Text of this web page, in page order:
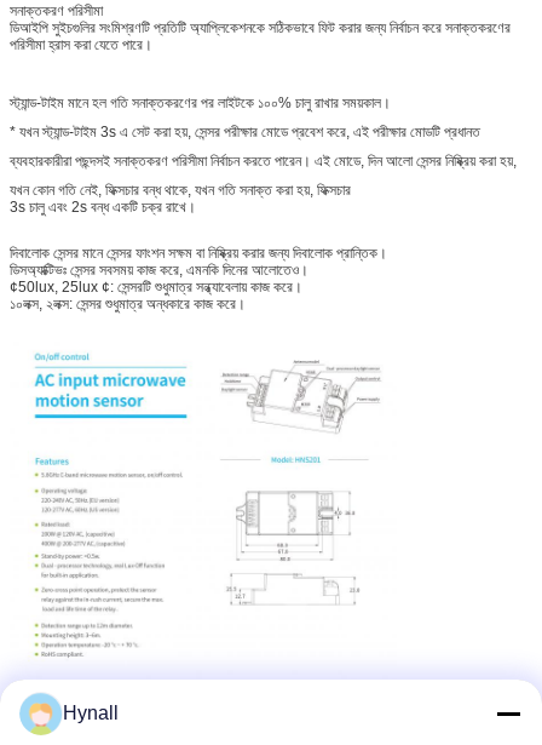
সনাক্তকরণ পরিসীমা
ডিআইপি সুইচগুলির সংমিশ্রণটি প্রতিটি অ্যাপ্লিকেশনকে সঠিকভাবে ফিট করার জন্য নির্বাচন করে সনাক্তকরণের
পরিসীমা হ্রাস করা যেতে পারে।
স্ট্যান্ড-টাইম মানে হল গতি সনাক্তকরণের পর লাইটকে ১০০% চালু রাখার সময়কাল।
* যখন স্ট্যান্ড-টাইম 3s এ সেট করা হয়, সেন্সর পরীক্ষার মোডে প্রবেশ করে, এই পরীক্ষার মোডটি প্রধানত
ব্যবহারকারীরা পছন্দসই সনাক্তকরণ পরিসীমা নির্বাচন করতে পারেন। এই মোডে, দিন আলো সেন্সর নিষ্ক্রিয় করা হয়,
যখন কোন গতি নেই, ফিক্সচার বন্ধ থাকে, যখন গতি সনাক্ত করা হয়, ফিক্সচার
3s চালু এবং 2s বন্ধ একটি চক্র রাখে।
দিবালোক সেন্সর মানে সেন্সর ফাংশন সক্ষম বা নিষ্ক্রিয় করার জন্য দিবালোক প্রান্তিক।
ডিসঅ্যাক্টিভঃ সেন্সর সবসময় কাজ করে, এমনকি দিনের আলোতেও।
¢50lux, 25lux ¢: সেন্সরটি শুধুমাত্র সন্ধ্যাবেলায় কাজ করে।
১০লক্স, ২লক্স: সেন্সর শুধুমাত্র অন্ধকারে কাজ করে।
Hynall